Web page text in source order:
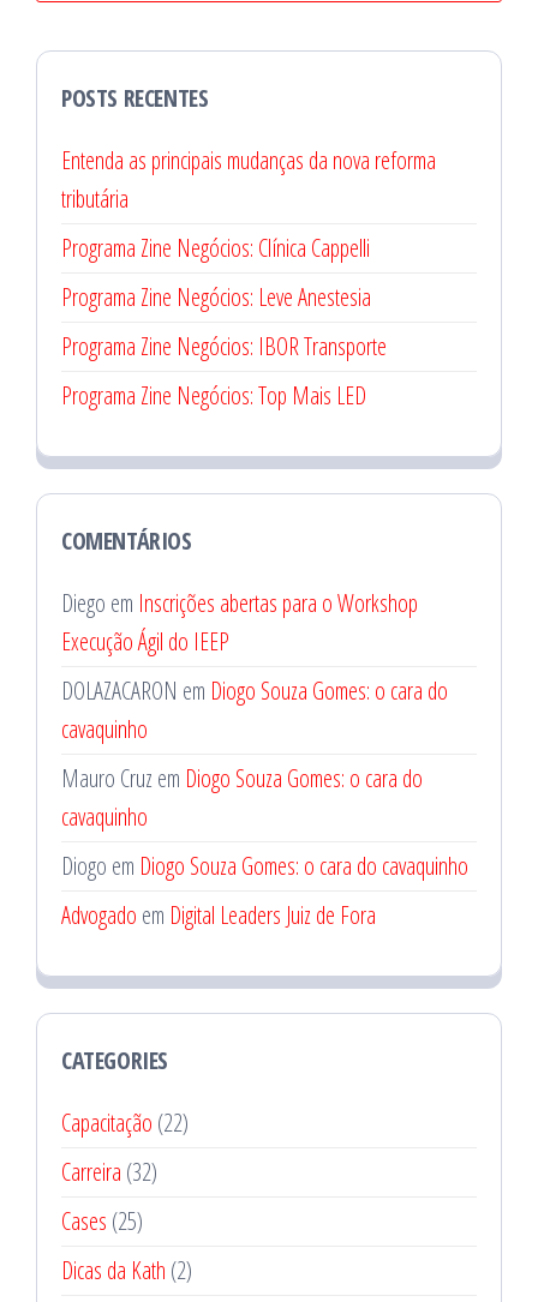
POSTS RECENTES
Entenda as principais mudanças da nova reforma
tributária
Programa Zine Negócios: Clínica Cappelli
Programa Zine Negócios: Leve Anestesia
Programa Zine Negócios: IBOR Transporte
Programa Zine Negócios: Top Mais LED
COMENTÁRIOS
Diego em Inscrições abertas para o Workshop
Execução Ágil do IEEP
DOLAZACARON em Diogo Souza Gomes: o cara do
cavaquinho
Mauro Cruz em Diogo Souza Gomes: o cara do
cavaquinho
Diogo em Diogo Souza Gomes: o cara do cavaquinho
Advogado em Digital Leaders Juiz de Fora
CATEGORIES
Capacitação (22)
Carreira (32)
Cases (25)
Dicas da Kath (2)